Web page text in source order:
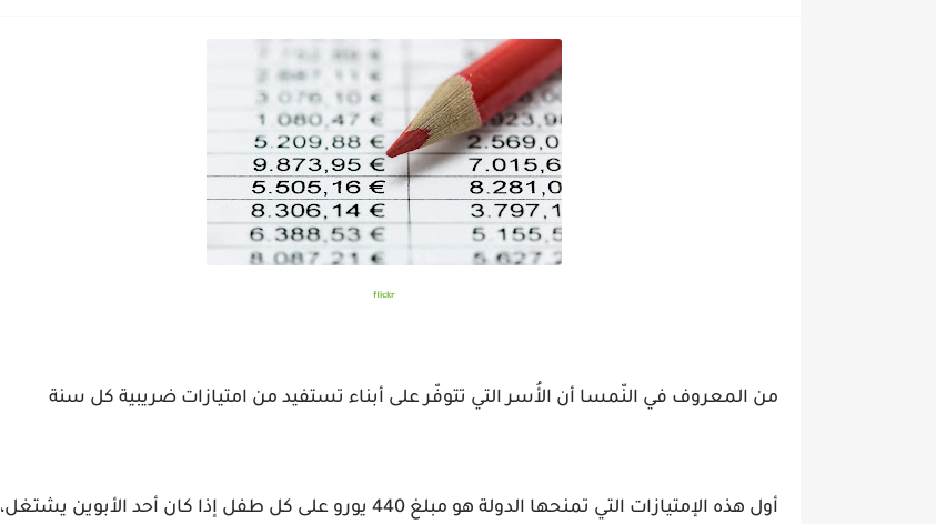
flickr
من المعروف في النّمسا أن الأُسر التي تتوفّر على أبناء تستفيد من امتيازات ضريبية كل سنة
أول هذه الإمتيازات التي تمنحها الدولة هو مبلغ 440 يورو على كل طفل إذا كان أحد الأبوين يشتغل،